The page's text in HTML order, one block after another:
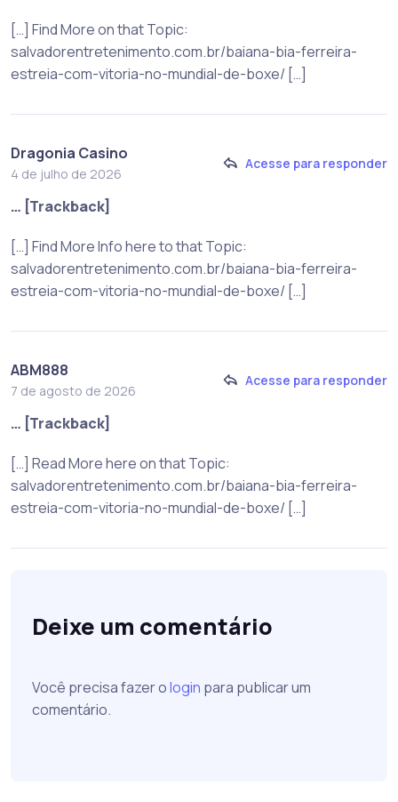
[…] Find More on that Topic:
salvadorentretenimento.com.br/baiana-bia-ferreira-
estreia-com-vitoria-no-mundial-de-boxe/ […]
Dragonia Casino
4 de julho de 2026
Acesse para responder
… [Trackback]
[…] Find More Info here to that Topic:
salvadorentretenimento.com.br/baiana-bia-ferreira-
estreia-com-vitoria-no-mundial-de-boxe/ […]
ABM888
7 de agosto de 2026
Acesse para responder
… [Trackback]
[…] Read More here on that Topic:
salvadorentretenimento.com.br/baiana-bia-ferreira-
estreia-com-vitoria-no-mundial-de-boxe/ […]
Deixe um comentário
Você precisa fazer ologin para publicar um
comentário.